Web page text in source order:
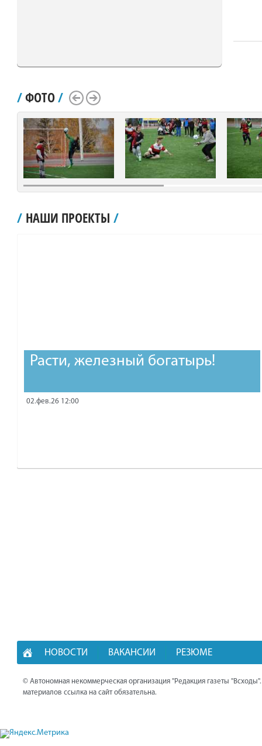
/ФОТО/
Scroll LeftScroll Right
/ НАШИ ПРОЕКТЫ /
Расти, железный богатырь!
02.фев.26 12:00
НОВОСТИ ВАКАНСИИ РЕЗЮМЕ
© Автономная некоммерческая организация "Редакция газеты
материалов ссылка на сайт обязательна.